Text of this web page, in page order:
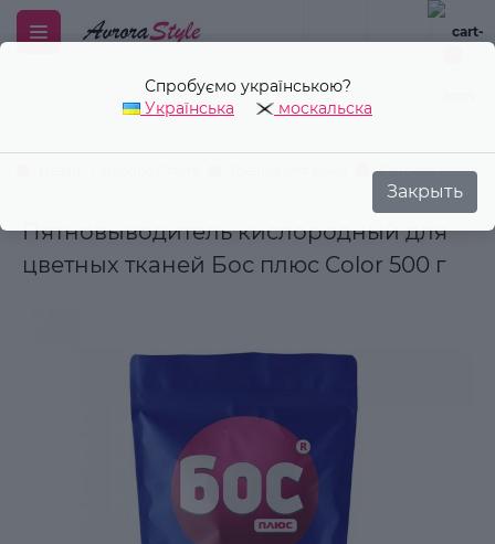
Бытовая химия
Українська
москальска
Закрыть
Пятновыводитель кислородный для
цветных тканей Бос плюс Color 500 г